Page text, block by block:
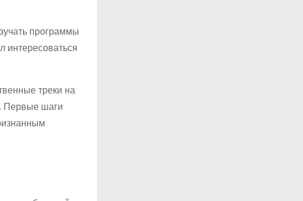
программы
интересоваться
треки на
Первые шаги